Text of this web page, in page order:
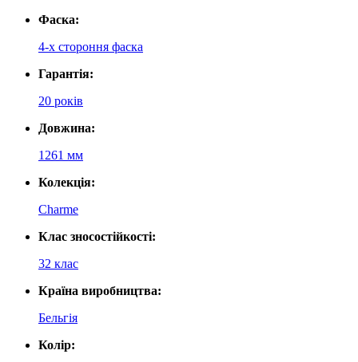
Фаска:
4-х стороння фаска
Гарантія:
20 років
Довжина:
1261 мм
Колекція:
Charme
Клас зносостійкості:
32 клас
Країна виробництва:
Бельгія
Колір: